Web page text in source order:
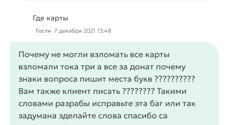
Где карты
Гости 7 декабря 2021 13:48
Почему не могли взломать все карты
взломали тока три а все за донат почему
знаки вопроса пишит места букв ??????????
Вам также клиент писать ???????? Такими
словами разрабы исправьте эта баг или так
задумана зделайте слова спасибо са